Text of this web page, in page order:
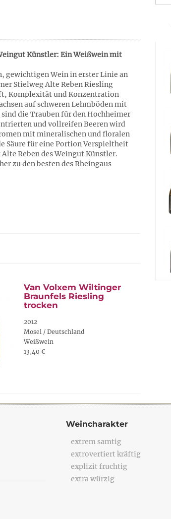
Künstler: Ein Weißwein mit
gewichtigen Wein in erster Linie an
Stielweg Alte Reben Riesling
Komplexität und Konzentration
auf schweren Lehmböden mit
die Trauben für den Hochheimer
und vollreifen Beeren wird
mit mineralischen und floralen
Säure für eine Portion Verspieltheit
Reben des Weingut Künstler.
zu den besten des Rheingaus
Van Volxem Wiltinger
Braunfels Riesling
trocken
2012
Mosel / Deutschland
Weißwein
13,40 €
Weincharakter
extrem samtig
extrovertiert kräftig
explizit fruchtig
extra würzig